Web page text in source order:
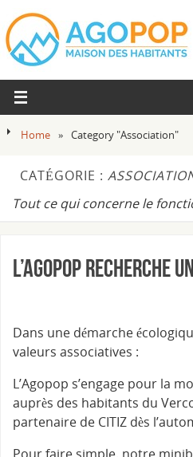
Home » Category "Association"
CATÉGORIE :
Tout ce qui concerne le
L’Agopop recherche
Dans une démarche
valeurs associatives :
L’Agopop s’engage pour la
auprès des habitants du
partenaire de CITIZ dès